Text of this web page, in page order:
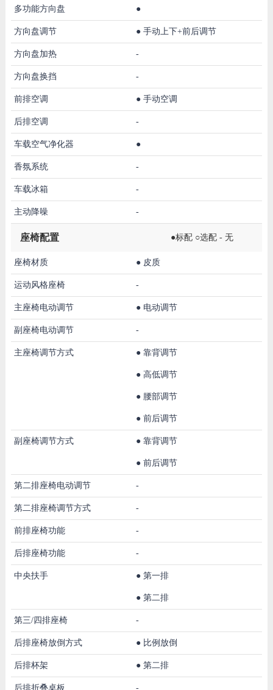
多功能方向盘 ●
方向盘调节 ● 手动上下+前后调节
方向盘加热 -
方向盘换挡 -
前排空调 ● 手动空调
后排空调 -
车载空气净化器 ●
香氛系统 -
车载冰箱 -
主动降噪 -
座椅配置 ●标配 ○选配 - 无
座椅材质 ● 皮质
运动风格座椅 -
主座椅电动调节 ● 电动调节
副座椅电动调节 -
主座椅调节方式 ● 靠背调节
● 高低调节
● 腰部调节
● 前后调节
副座椅调节方式 ● 靠背调节
● 前后调节
第二排座椅电动调节 -
第二排座椅调节方式 -
前排座椅功能 -
后排座椅功能 -
中央扶手 ● 第一排
● 第二排
第三/四排座椅 -
后排座椅放倒方式 ● 比例放倒
后排杯架 ● 第二排
后排折叠桌板 -